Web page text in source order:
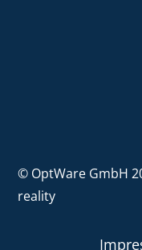
© OptWare GmbH
reality